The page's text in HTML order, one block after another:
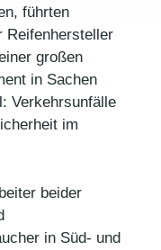
führten
Reifenhersteller
großen
in Sachen
Verkehrsunfälle
im
beider
in Süd- und